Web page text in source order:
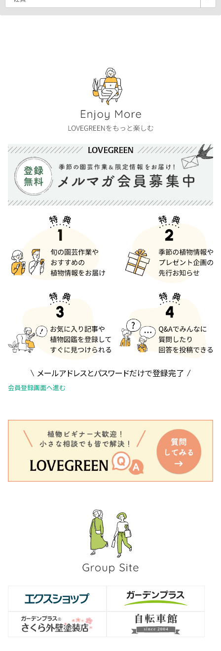
メールアドレスとパスワードだけで登録完了
会員登録画面へ進む